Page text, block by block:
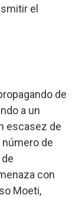
el
de
a un
escasez de
número de
con
Moeti,